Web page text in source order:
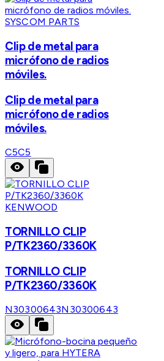
SYSCOM PARTS
Clip de metal para
micrófono de radios
móviles.
Clip de metal para
micrófono de radios
móviles.
C5C5
KENWOOD
TORNILLO CLIP
P/TK2360/3360K
TORNILLO CLIP
P/TK2360/3360K
N30300643N30300643